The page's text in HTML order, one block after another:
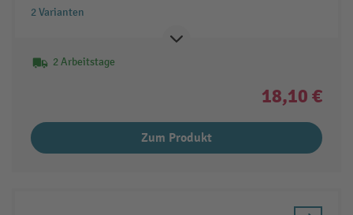
2 Varianten
2 Arbeitstage
18,10 €
Zum Produkt